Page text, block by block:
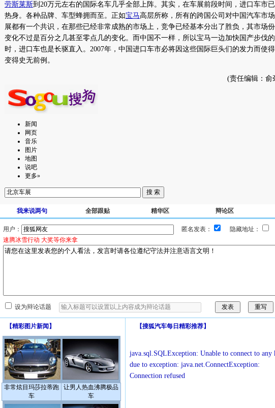
劳斯莱斯到20万元左右的国际名车几乎全部上阵。其实，在车展前段时间，进口车市
热身。各种品牌、车型蜂拥而至。正如宝马高层所称，所有的跨国公司对中国汽车市
展都有一个共识，在那些已经非常成熟的市场上，竞争已经基本分出了胜负，其市场
变化不过是百分之几甚至零点几的变化。而中国不一样，所以宝马一边加快国产步伐的
时，进口车也是长驱直入。2007年，中国进口车市必将因这些国际巨头们的发力而使
变得史无前例。
(责任编辑：俞
新闻
网页
音乐
图片
地图
说吧
更多»
我来说两句 全部跟贴 精华区 辩论区
用户： 匿名发表：
隐藏地址：
速腾冰雪行动 大奖等你来拿
设为辩论话题
【精彩图片新闻 】
非常炫目玛莎拉蒂跑
车
让男人热血沸腾极品
车
【搜狐汽车每日精彩推荐】
java.sql.SQLException: Unable to connect to any
due to exception: java.net.ConnectException:
Connection refused